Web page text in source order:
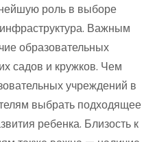
роль в выборе
Важным
образовательных
садов и кружков. Чем
учреждений в
выбрать подходящее
ребенка. Близость к